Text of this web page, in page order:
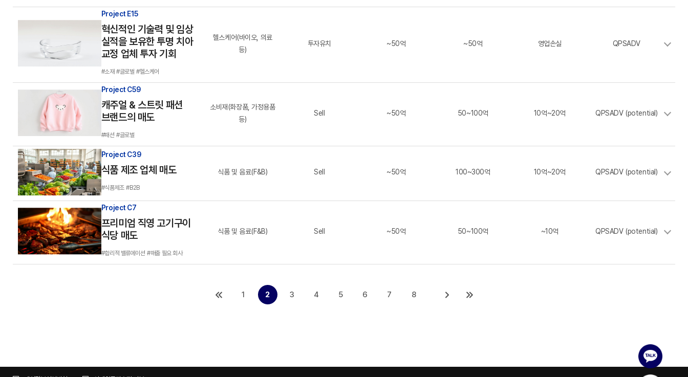
Project E15
혁신적인 기술력 및 임상
실적을 보유한 투명 치아
교정 업체 투자 기회
#소재 #글로벌 #헬스케어
헬스케어(바이오, 의료
등)
투자유치 ~50억 ~50억 영업손실 QPSADV
Project C59
캐주얼 & 스트릿 패션
브랜드의 매도
#패션 #글로벌
소비재(화장품, 가정용품
등)
Sell ~50억 50~100억 10억~20억 QPSADV (potential)
Project C39
식품 제조 업체 매도
#식품제조 #B2B
식품 및 음료(F&B) Sell ~50억 100~300억 10억~20억 QPSADV (potential)
Project C7
프리미엄 직영 고기구이
식당 매도
#합리적 밸류에이션 #매출 필요 회사
식품 및 음료(F&B) Sell ~50억 50~100억 ~10억 QPSADV (potential)
1 2 3 4 5 6 7 8